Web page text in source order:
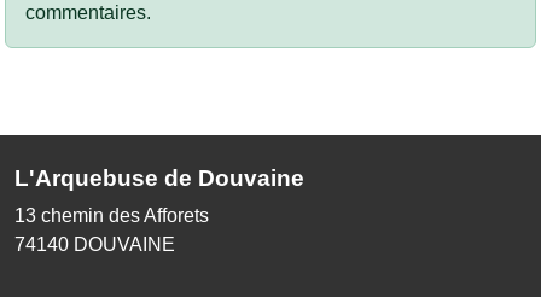
commentaires.
L'Arquebuse de Douvaine
13 chemin des Afforets
74140 DOUVAINE